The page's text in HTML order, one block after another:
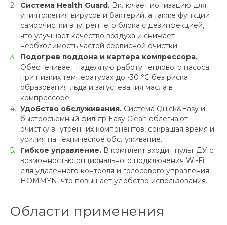
Система Health Guard. Включает ионизацию для
уничтожения вирусов и бактерий, а также функции
самоочистки внутреннего блока с дезинфекцией,
что улучшает качество воздуха и снижает
необходимость частой сервисной очистки.
Подогрев поддона и картера компрессора.
Обеспечивает надежную работу теплового насоса
при низких температурах до -30 °C без риска
образования льда и загустевания масла в
компрессоре.
Удобство обслуживания. Система Quick&Easy и
быстросъемный фильтр Easy Clean облегчают
очистку внутренних компонентов, сокращая время и
усилия на техническое обслуживание.
Гибкое управление. В комплект входит пульт ДУ с
возможностью опционального подключения Wi-Fi
для удалённого контроля и голосового управления
HOMMYN, что повышает удобство использования.
Области применения